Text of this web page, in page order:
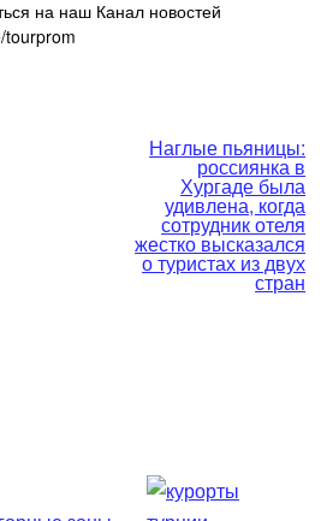
на наш Канал новостей
tourprom
Наглые пьяницы:
россиянка в
Хургаде была
удивлена, когда
сотрудник отеля
жестко высказался
о туристах из двух
стран